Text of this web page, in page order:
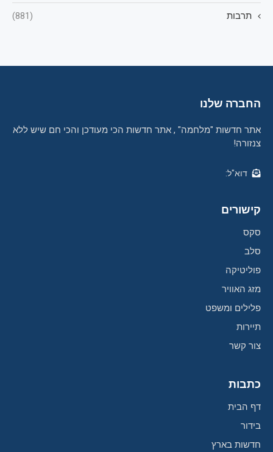
תרבות (881)
החברה שלנו
אתר חדשות "מלחמה" , אתר חדשות הכי מעודכן והכי חם שיש ללא
צנזורה!
דוא"ל:
קישורים
סקס
סלב
פוליטיקה
מזג האוויר
פלילים ומשפט
תיירות
צור קשר
כתבות
דף הבית
בידור
חדשות בארץ